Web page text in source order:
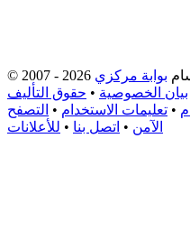
© 2007 - 2026 بوابة مركزي
بيان الخصوصية • حقوق التأليف
• تعليمات الاستخدام • التصفح
الآمن • اتصل بنا • للأعلانات